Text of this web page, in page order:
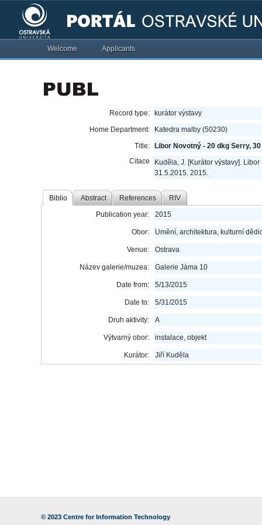
Welcome Applicants
Record type:
kurátor výstavy
Home Department:
Katedra malby (50230)
Title:
Libor Novotný - 20 dkg Serry,
Citace
Kuděla, J. [Kurátor výstavy].
31.5.2015. 2015.
Biblio Abstract References RIV
Publication year: 2015
Obor: Umění, architektura, kulturní
Venue: Ostrava
Název galerie/muzea: Galerie Jáma 10
Date from: 5/13/2015
Date to: 5/31/2015
Druh aktivity: A
Výtvarný obor: instalace, objekt
Kurátor: Jiří Kuděla
© 2023 Centre for Information Technology